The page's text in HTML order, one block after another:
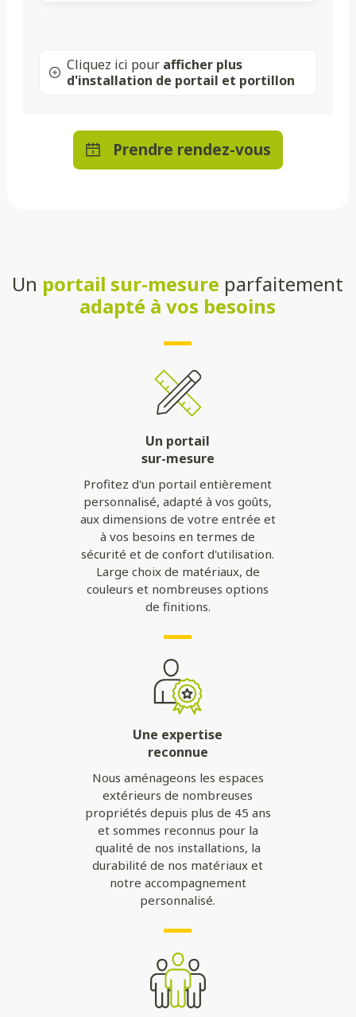
Cliquez ici pour afficher plus
d'installation de portail et portillon
Prendre rendez-vous
Un portail sur-mesure parfaitement
adapté à vos besoins
Un portail
sur-mesure
Profitez d'un portail entièrement
personnalisé, adapté à vos goûts,
aux dimensions de votre entrée et
à vos besoins en termes de
sécurité et de confort d'utilisation.
Large choix de matériaux, de
couleurs et nombreuses options
de finitions.
Une expertise
reconnue
Nous aménageons les espaces
extérieurs de nombreuses
propriétés depuis plus de 45 ans
et sommes reconnus pour la
qualité de nos installations, la
durabilité de nos matériaux et
notre accompagnement
personnalisé.